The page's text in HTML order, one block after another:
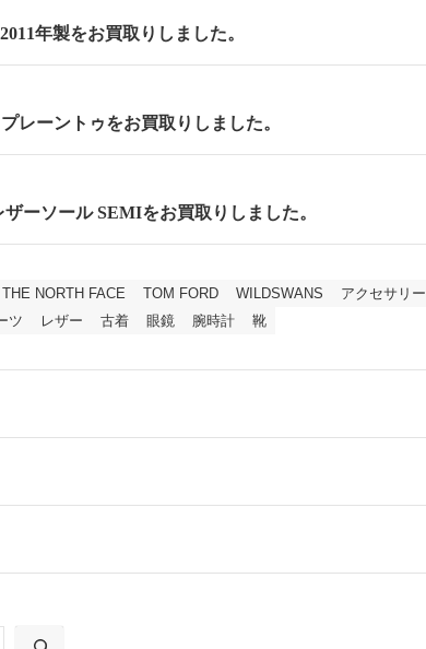
年製をお買取りしました。
レーントゥをお買取りしました。
ーソール SEMIをお買取りしました。
THE NORTH FACE TOM FORD WILDSWANS アクセサリー
ツ レザー 古着 眼鏡 腕時計 靴
らお選びいただけます。